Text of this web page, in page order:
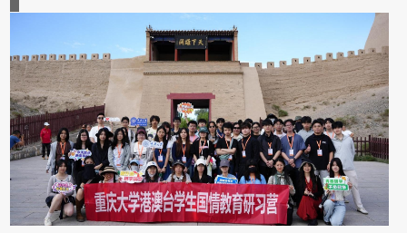
职能负责人、教师代表及来华留学生代表共同参与。